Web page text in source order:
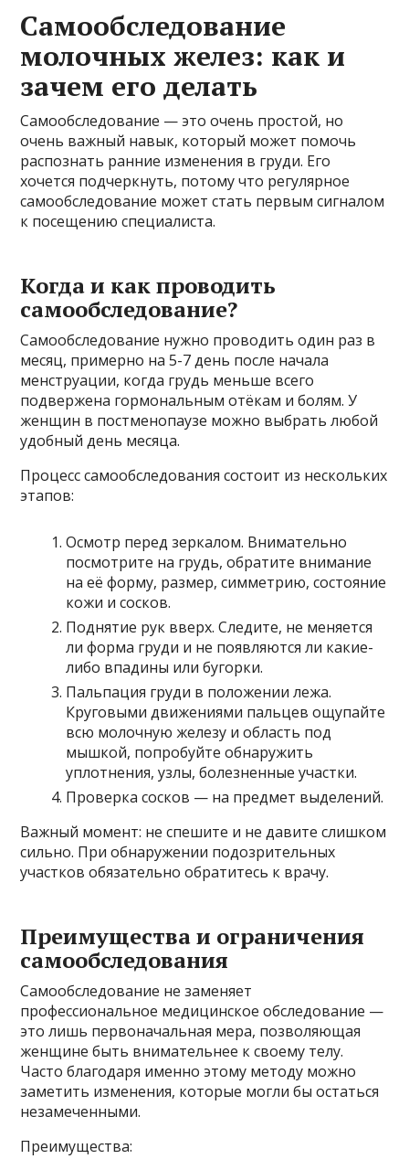
Самообследование
молочных желез: как и
зачем его делать
Самообследование — это очень простой, но
очень важный навык, который может помочь
распознать ранние изменения в груди. Его
хочется подчеркнуть, потому что регулярное
самообследование может стать первым сигналом
к посещению специалиста.
Когда и как проводить
самообследование?
Самообследование нужно проводить один раз в
месяц, примерно на 5-7 день после начала
менструации, когда грудь меньше всего
подвержена гормональным отёкам и болям. У
женщин в постменопаузе можно выбрать любой
удобный день месяца.
Процесс самообследования состоит из нескольких
этапов:
Осмотр перед зеркалом. Внимательно
посмотрите на грудь, обратите внимание
на её форму, размер, симметрию, состояние
кожи и сосков.
Поднятие рук вверх. Следите, не меняется
ли форма груди и не появляются ли какие-
либо впадины или бугорки.
Пальпация груди в положении лежа.
Круговыми движениями пальцев ощупайте
всю молочную железу и область под
мышкой, попробуйте обнаружить
уплотнения, узлы, болезненные участки.
Проверка сосков — на предмет выделений.
Важный момент: не спешите и не давите слишком
сильно. При обнаружении подозрительных
участков обязательно обратитесь к врачу.
Преимущества и ограничения
самообследования
Самообследование не заменяет
профессиональное медицинское обследование —
это лишь первоначальная мера, позволяющая
женщине быть внимательнее к своему телу.
Часто благодаря именно этому методу можно
заметить изменения, которые могли бы остаться
незамеченными.
Преимущества: